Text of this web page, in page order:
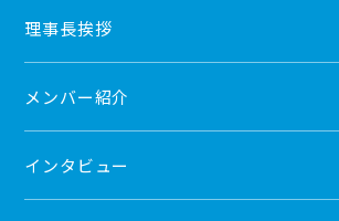
理事長挨拶
メンバー紹介
インタビュー